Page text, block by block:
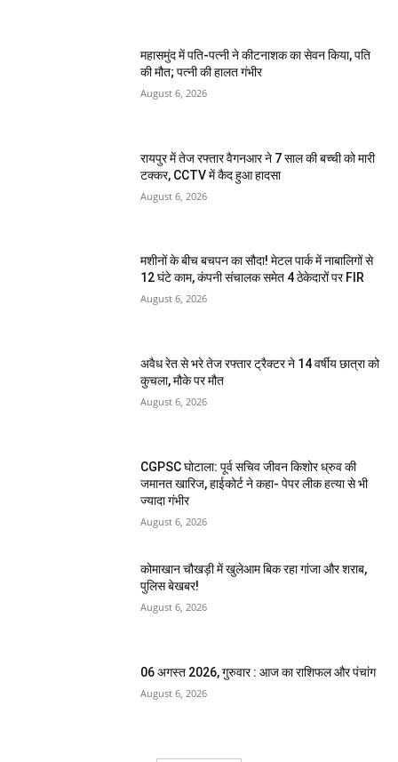
महासमुंद में पति-पत्नी ने कीटनाशक का सेवन किया, पति
की मौत; पत्नी की हालत गंभीर
August 6, 2026
रायपुर में तेज रफ्तार वैगनआर ने 7 साल की बच्ची को मारी
टक्कर, CCTV में कैद हुआ हादसा
August 6, 2026
मशीनों के बीच बचपन का सौदा! मेटल पार्क में नाबालिगों से
12 घंटे काम, कंपनी संचालक समेत 4 ठेकेदारों पर FIR
August 6, 2026
अवैध रेत से भरे तेज रफ्तार ट्रैक्टर ने 14 वर्षीय छात्रा को
कुचला, मौके पर मौत
August 6, 2026
CGPSC घोटाला: पूर्व सचिव जीवन किशोर ध्रुव की
जमानत खारिज, हाईकोर्ट ने कहा- पेपर लीक हत्या से भी
ज्यादा गंभीर
August 6, 2026
कोमाखान चौखड़ी में खुलेआम बिक रहा गांजा और शराब,
पुलिस बेखबर!
August 6, 2026
06 अगस्त 2026, गुरुवार : आज का राशिफल और पंचांग
August 6, 2026